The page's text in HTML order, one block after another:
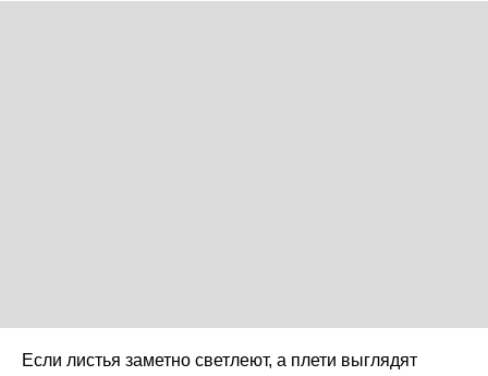
Если листья заметно светлеют, а плети выглядят